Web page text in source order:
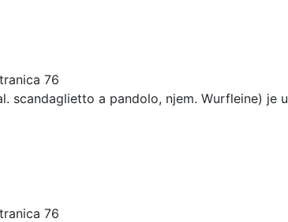
76
scandaglietto a pandolo, njem. Wurfleine) je
76